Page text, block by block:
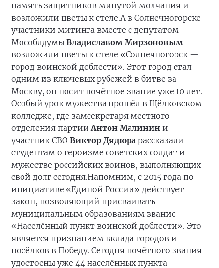
память защитников минутой молчания и
возложили цветы к стеле.А в Солнечногорске
участники митинга вместе с депутатом
Мособлдумы Владиславом Мирзоновым
возложили цветы к стеле «Солнечногорск —
город воинской доблести». Этот город стал
одним из ключевых рубежей в битве за
Москву, он носит почётное звание уже 10 лет.
Особый урок мужества прошёл в Щёлковском
колледже, где замсекретаря местного
отделения партииАнтон Малинин и
участник СВО Виктор Дядюра рассказали
студентам о героизме советских солдат и
мужестве российских воинов, выполняющих
свой долг сегодня.Напомним, с 2015 года по
инициативе «Единой России» действует
закон, позволяющий присваивать
муниципальным образованиям звание
«Населённый пункт воинской доблести». Это
является признанием вклада городов и
посёлков в Победу. Сегодня почётного звания
удостоены уже 44 населённых пункта